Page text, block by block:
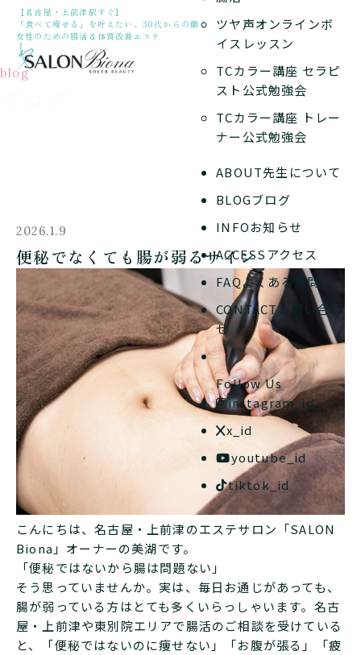
【名古屋・上前津駅すぐ】
「食べて痩せる」を叶えたい、30代からの働く
女性のための腸活＆体質改善エステ
ツヤ声オンラインボ
イスレッスン
TCカラー講座 セラピ
スト公式勉強会
TCカラー講座 トレー
ナー公式勉強会
ABOUT先生について
BLOGブログ
INFOお知らせ
ACCESS アクセス
FAQよくある質問
CONTACTお問い合わ
せ
Follow Us
instagram_id
x_id
youtube_id
tiktok_id
blog
2026.1.9
便秘でなくても腸が弱るサイン
こんにちは、名古屋・上前津のエステサロン「SALON
Biona」オーナーの美湖です。
「便秘ではないから腸は問題ない」
そう思っていませんか。実は、毎日お通じがあっても、
腸が弱っている方はとても多くいらっしゃいます。名古
屋・上前津や東別院エリアで腸活のご相談を受けている
と、「便秘ではないのに痩せない」「お腹が張る」「疲